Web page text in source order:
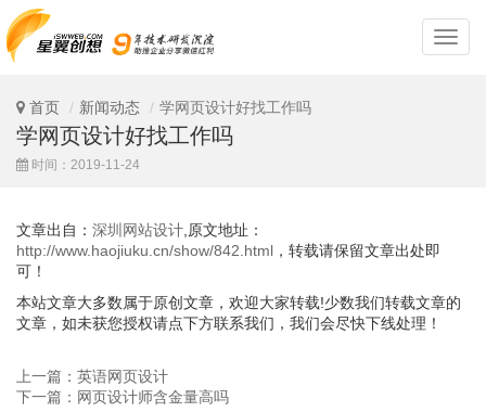
深
圳
首页 新闻动态 学网页设计好找工作吗
学网页设计好找工作吗
时间：2019-11-24
文章出自： 深圳网站设计 ,原文地址：
http://www.haojiuku.cn/show/842.html ，转载请保留文章出处即
可！
本站文章大多数属于原创文章，欢迎大家转载!少数我们转载文章的
文章，如未获您授权请点下方联系我们，我们会尽快下线处理！
上一篇：英语网页设计
下一篇：网页设计师含金量高吗